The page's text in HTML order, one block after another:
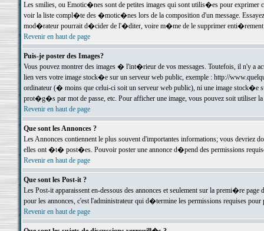
Les smilies, ou Emotic�nes sont de petites images qui sont utilis�es pour exprimer
voir la liste compl�te des �motic�nes lors de la composition d'un message.
mod�rateur pourrait d�cider de l'�diter, voire m�me de le supprimer
Revenir en haut de page
Puis-je poster des Images?
Vous pouvez montrer des images � l'int�rieur de vos messages. Toutefois, il n'y a
lien vers votre image stock�e sur un serveur web public, exemple : http://
ordinateur (� moins que celui-ci soit un serveur web public), ni une image stock�e
prot�g�s par mot de passe, etc. Pour afficher une image, vous pouvez soit
Revenir en haut de page
Que sont les Annonces ?
Les Annonces contiennent le plus souvent d'importantes informations; vous devriez
elles ont �t� post�es. Pouvoir poster une annonce d�pend des permissions
Revenir en haut de page
Que sont les Post-it ?
Les Post-it apparaissent en-dessous des annonces et seulement sur la premi�re
pour les annonces, c'est l'administrateur qui d�termine les permissions requises pour
Revenir en haut de page